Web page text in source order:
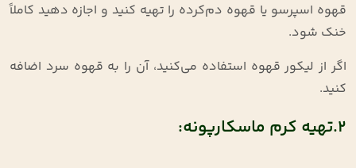
قهوه اسپرسو یا قهوه دم‌کرده را تهیه کنید و اجازه دهید کاملاً
خنک شود.
اگر از لیکور قهوه استفاده می‌کنید، آن را به قهوه سرد اضافه
کنید.
2.تهیه کرم ماسکارپونه: